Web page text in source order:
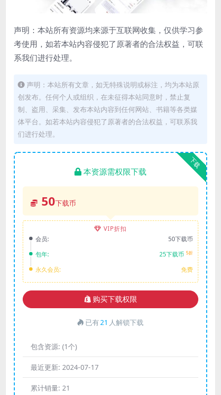
声明：本站所有资源均来源于互联网收集，仅供学习参
考使用，如若本站内容侵犯了原著者的合法权益，可联
系我们进行处理。
声明：本站所有文章，如无特殊说明或标注，均为本站原
创发布。任何个人或组织，在未征得本站同意时，禁止复
制、盗用、采集、发布本站内容到任何网站、书籍等各类媒
体平台。如若本站内容侵犯了原著者的合法权益，可联系我
们进行处理。
下载
本资源需权限下载
50下载币
VIP折扣
会员:
50下载币
包年:
25下载币 5折
永久会员: 免费
购买下载权限
已有21 人解锁下载
包含资源: (1个)
最近更新: 2024-07-17
累计销量: 21